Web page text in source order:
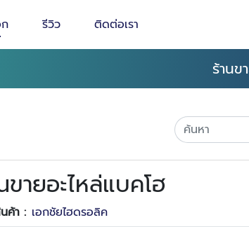
รีวิว ติดต่อเรา
ร้านข
ขายอะไหล่แบคโฮ
ค้า : เอกชัยไฮดรอลิค